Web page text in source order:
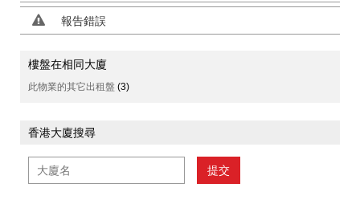
報告錯誤
樓盤在相同大廈
此物業的其它出租盤 (3)
香港大廈搜尋
提交